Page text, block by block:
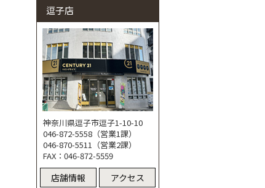
逗子店
神奈川県逗子市逗子1-10-10
046-872-5558（営業1課）
046-870-5511（営業2課）
FAX：046-872-5559
店舗情報 アクセス